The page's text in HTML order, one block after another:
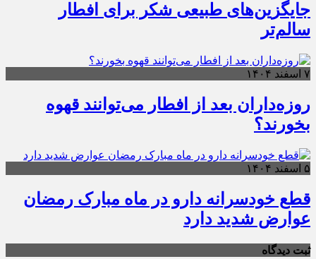
جایگزین‌های طبیعی شکر برای افطار
سالم‌تر
۷ اسفند ۱۴۰۴
روزه‌داران بعد از افطار می‌توانند قهوه
بخورند؟
۵ اسفند ۱۴۰۴
قطع خودسرانه دارو در ماه مبارک رمضان
عوارض شدید دارد
ثبت دیدگاه